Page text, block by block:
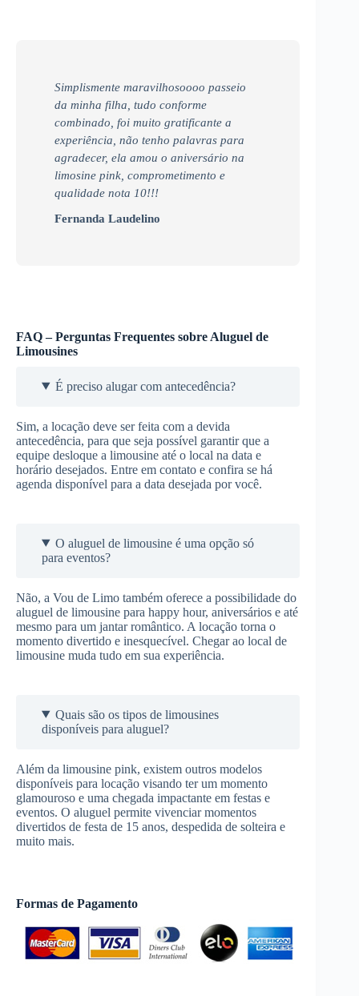
Simplismente maravilhosoooo passeio
da minha filha, tudo conforme
combinado, foi muito gratificante a
experiência, não tenho palavras para
agradecer, ela amou o aniversário na
limosine pink, comprometimento e
qualidade nota 10!!!
Fernanda Laudelino
FAQ – Perguntas Frequentes sobre Aluguel de
Limousines
É preciso alugar com antecedência?
Sim, a locação deve ser feita com a devida
antecedência, para que seja possível garantir que a
equipe desloque a limousine até o local na data e
horário desejados. Entre em contato e confira se há
agenda disponível para a data desejada por você.
O aluguel de limousine é uma opção só
para eventos?
Não, a Vou de Limo também oferece a possibilidade do
aluguel de limousine para happy hour, aniversários e até
mesmo para um jantar romântico. A locação torna o
momento divertido e inesquecível. Chegar ao local de
limousine muda tudo em sua experiência.
Quais são os tipos de limousines
disponíveis para aluguel?
Além da limousine pink, existem outros modelos
disponíveis para locação visando ter um momento
glamouroso e uma chegada impactante em festas e
eventos. O aluguel permite vivenciar momentos
divertidos de festa de 15 anos, despedida de solteira e
muito mais.
Formas de Pagamento